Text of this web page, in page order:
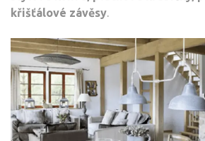
křišťálové závěsy.